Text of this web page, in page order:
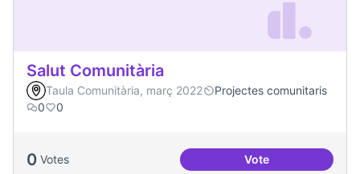
Salut Comunitària
Taula Comunitària, març 2022
Projectes comunitaris
0
0
0 Votes VoteSalut Comunitària